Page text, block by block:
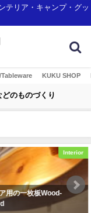
テリア・キャンプ・グッ
KUKU SHOP
のものづくり
Interior
用の一枚板Wood-